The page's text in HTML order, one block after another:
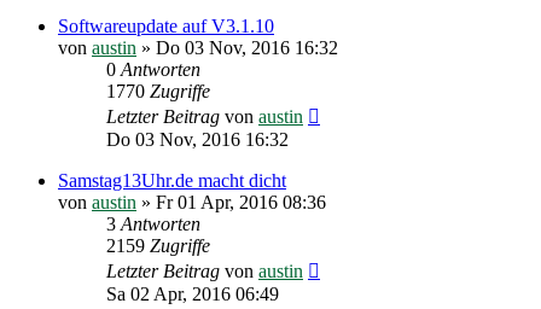
Softwareupdate auf V3.1.10
von austin » Do 03 Nov, 2016 16:32
0Antworten
1770 Zugriffe
Letzter Beitrag von austin
Do 03 Nov, 2016 16:32
Samstag13Uhr.de macht dicht
von austin » Fr 01 Apr, 2016 08:36
3Antworten
2159 Zugriffe
Letzter Beitrag von austin
Sa 02 Apr, 2016 06:49